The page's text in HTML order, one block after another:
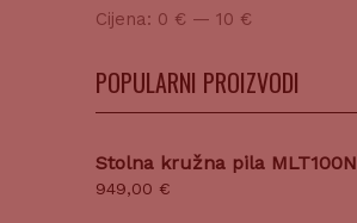
Cijena: 0 € — 10 €
POPULARNI PROIZVODI
Stolna kružna pila MLT100N
949,00 €